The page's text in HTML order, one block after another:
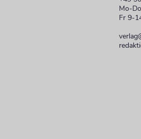
Mo-
Fr 9-